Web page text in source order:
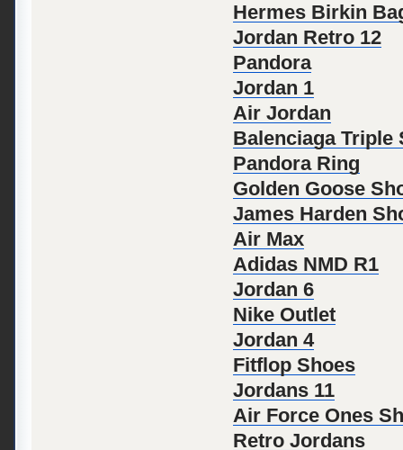
Hermes Birkin
Jordan Retro 12
Pandora
Jordan 1
Air Jordan
Balenciaga Triple
Pandora Ring
Golden Goose
James Harden
Air Max
Adidas NMD R1
Jordan 6
Nike Outlet
Jordan 4
Fitflop Shoes
Jordans 11
Air Force Ones
Retro Jordans